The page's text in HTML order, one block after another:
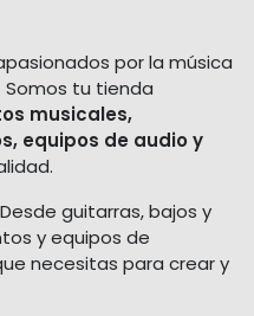
por la música
Somos tu tienda
musicales,
equipos de audio y
guitarras, bajos y
y equipos de
necesitas para crear y